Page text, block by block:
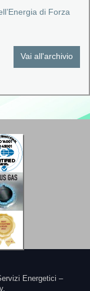
di Forza
Vai all'archivio
Energetici –